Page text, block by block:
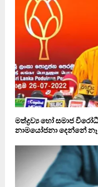
මත්ද්‍රව්‍ය හෝ සමාජ
නාමයෝජනා දෙන්නේ